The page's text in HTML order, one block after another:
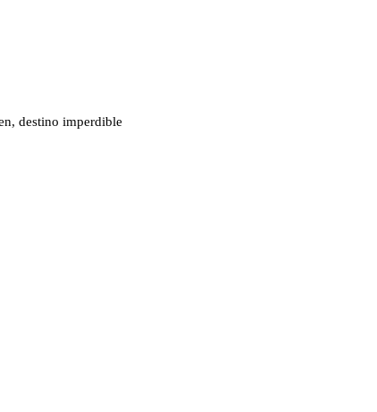
destino imperdible